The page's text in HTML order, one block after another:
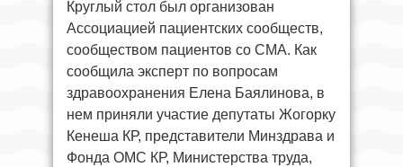
Круглый стол был организован
Ассоциацией пациентских сообществ,
сообществом пациентов со СМА. Как
сообщила эксперт по вопросам
здравоохранения Елена Баялинова, в
нем приняли участие депутаты Жогорку
Кенеша КР, представители Минздрава и
Фонда ОМС КР, Министерства труда,